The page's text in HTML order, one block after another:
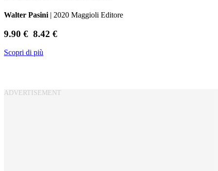
Walter Pasini | 2020 Maggioli Editore
9.90 € 8.42 €
Scopri di più